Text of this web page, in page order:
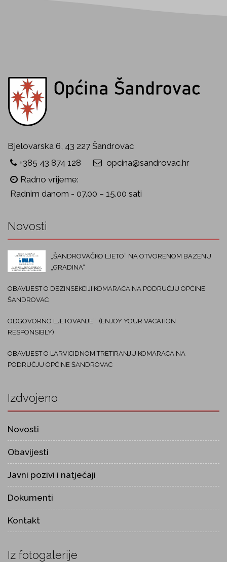
Bjelovarska 6, 43 227 Šandrovac
+385 43 874 128
opcina@sandrovac.hr
Radno vrijeme:
Radnim danom - 07.00 – 15.00 sati
Novosti
„ŠANDROVAČKO LJETO“ NA OTVORENOM BAZENU
„GRADINA“
OBAVIJEST O DEZINSEKCIJI KOMARACA NA PODRUČJU OPĆINE
ŠANDROVAC
ODGOVORNO LJETOVANJE“ (ENJOY YOUR VACATION
RESPONSIBLY)
OBAVIJEST O LARVICIDNOM TRETIRANJU KOMARACA NA
PODRUČJU OPĆINE ŠANDROVAC
Izdvojeno
Novosti
Obavijesti
Javni pozivi i natječaji
Dokumenti
Kontakt
Iz fotogalerije